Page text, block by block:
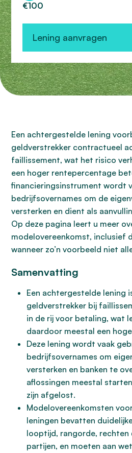
€100
Lening aanvragen
Een achtergestelde lening
geldverstrekker contractueel
faillissement, wat het risico
een hoger rentepercentage
financieringsinstrument wordt
bedrijfsovernames om de
versterken en dient als
Op deze pagina leert u meer
modelovereenkomst, inclusief
wanneer zo’n voorbeeld niet
Samenvatting
Een achtergestelde lening
geldverstrekker bij
in de rij voor betaling, wat
daardoor meestal een
Deze lening wordt vaak
bedrijfsovernames om
versterken en banken te
aflossingen meestal
zijn afgelost.
Modelovereenkomsten
leningen bevatten
looptijd, rangorde, rechten
partijen, en moeten aan